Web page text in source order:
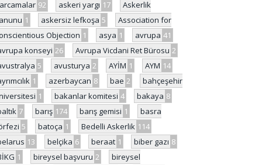
92 askeri yargı 17
Askerlik
1 askersiz lefkoşa 5
Association for
Objection 1 asya 1 avrupa 41
konseyi 26 Avrupa Vicdani Ret Bürosu 2
5 avusturya 2 AYİM 1 AYM 14
1 azerbaycan 8 bae 2
bahçeşehir
1 bakanlar komitesi 4 bakaya 8
7 barış 174 barış gemisi 1
basra
5 batoça 1 Bedelli Askerlik 114
13 belçika 6 beraat 1 biber gazı 8
1 bireysel başvuru 2
bireysel